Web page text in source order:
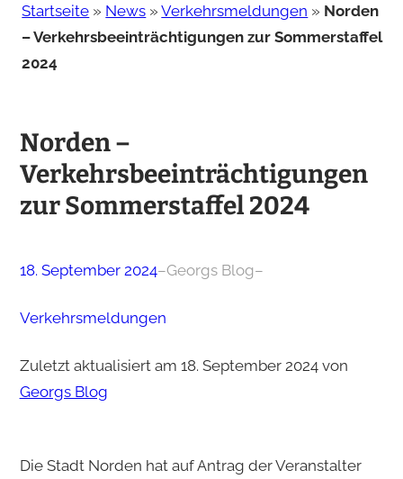
Startseite » News »Verkehrsmeldungen » Norden
– Verkehrsbeeinträchtigungen zur Sommerstaffel
2024
Norden –
Verkehrsbeeinträchtigungen
zur Sommerstaffel 2024
18. September 2024–Georgs Blog–
Verkehrsmeldungen
Zuletzt aktualisiert am 18. September 2024 von
Georgs Blog
Die Stadt Norden hat auf Antrag der Veranstalter